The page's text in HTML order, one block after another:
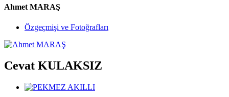
Ahmet MARAŞ
Özgeçmişi ve Fotoğrafları
Cevat KULAKSIZ